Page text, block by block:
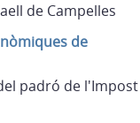
de Campelles
de
del padró de l'Impost